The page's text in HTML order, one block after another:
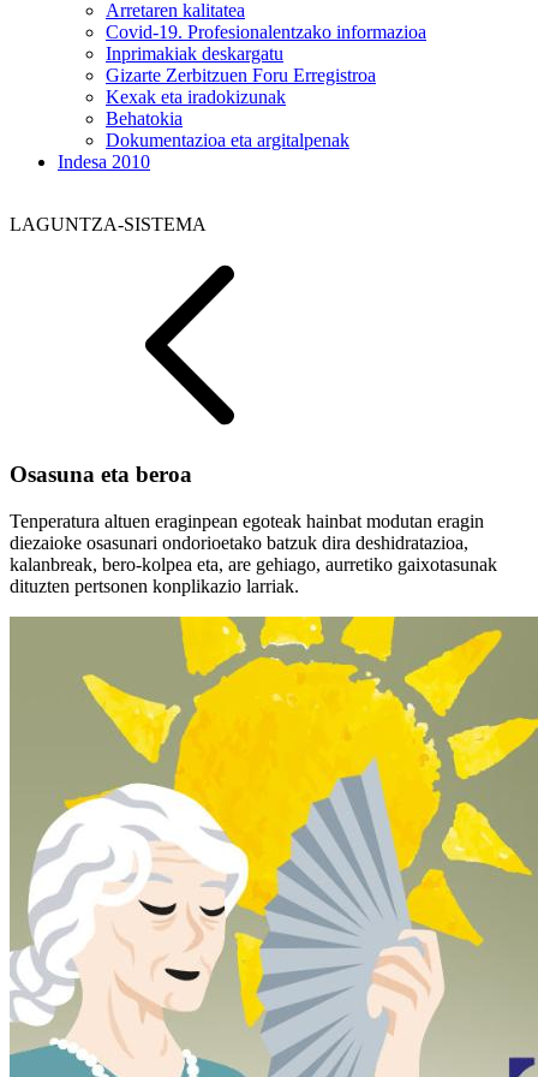
Arretaren kalitatea
Covid-19. Profesionalentzako informazioa
Inprimakiak deskargatu
Gizarte Zerbitzuen Foru Erregistroa
Kexak eta iradokizunak
Behatokia
Dokumentazioa eta argitalpenak
Indesa 2010
LAGUNTZA-SISTEMA
Osasuna eta beroa
Tenperatura altuen eraginpean egoteak hainbat modutan eragin
diezaioke osasunari ondorioetako batzuk dira deshidratazioa,
kalanbreak, bero-kolpea eta, are gehiago, aurretiko gaixotasunak
dituzten pertsonen konplikazio larriak.